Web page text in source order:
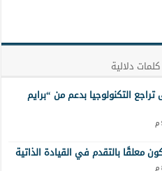
كلمات دلالية
التكنولوجيا بدعم من “برايم
معلقًا بالتقدم في القيادة الذاتية